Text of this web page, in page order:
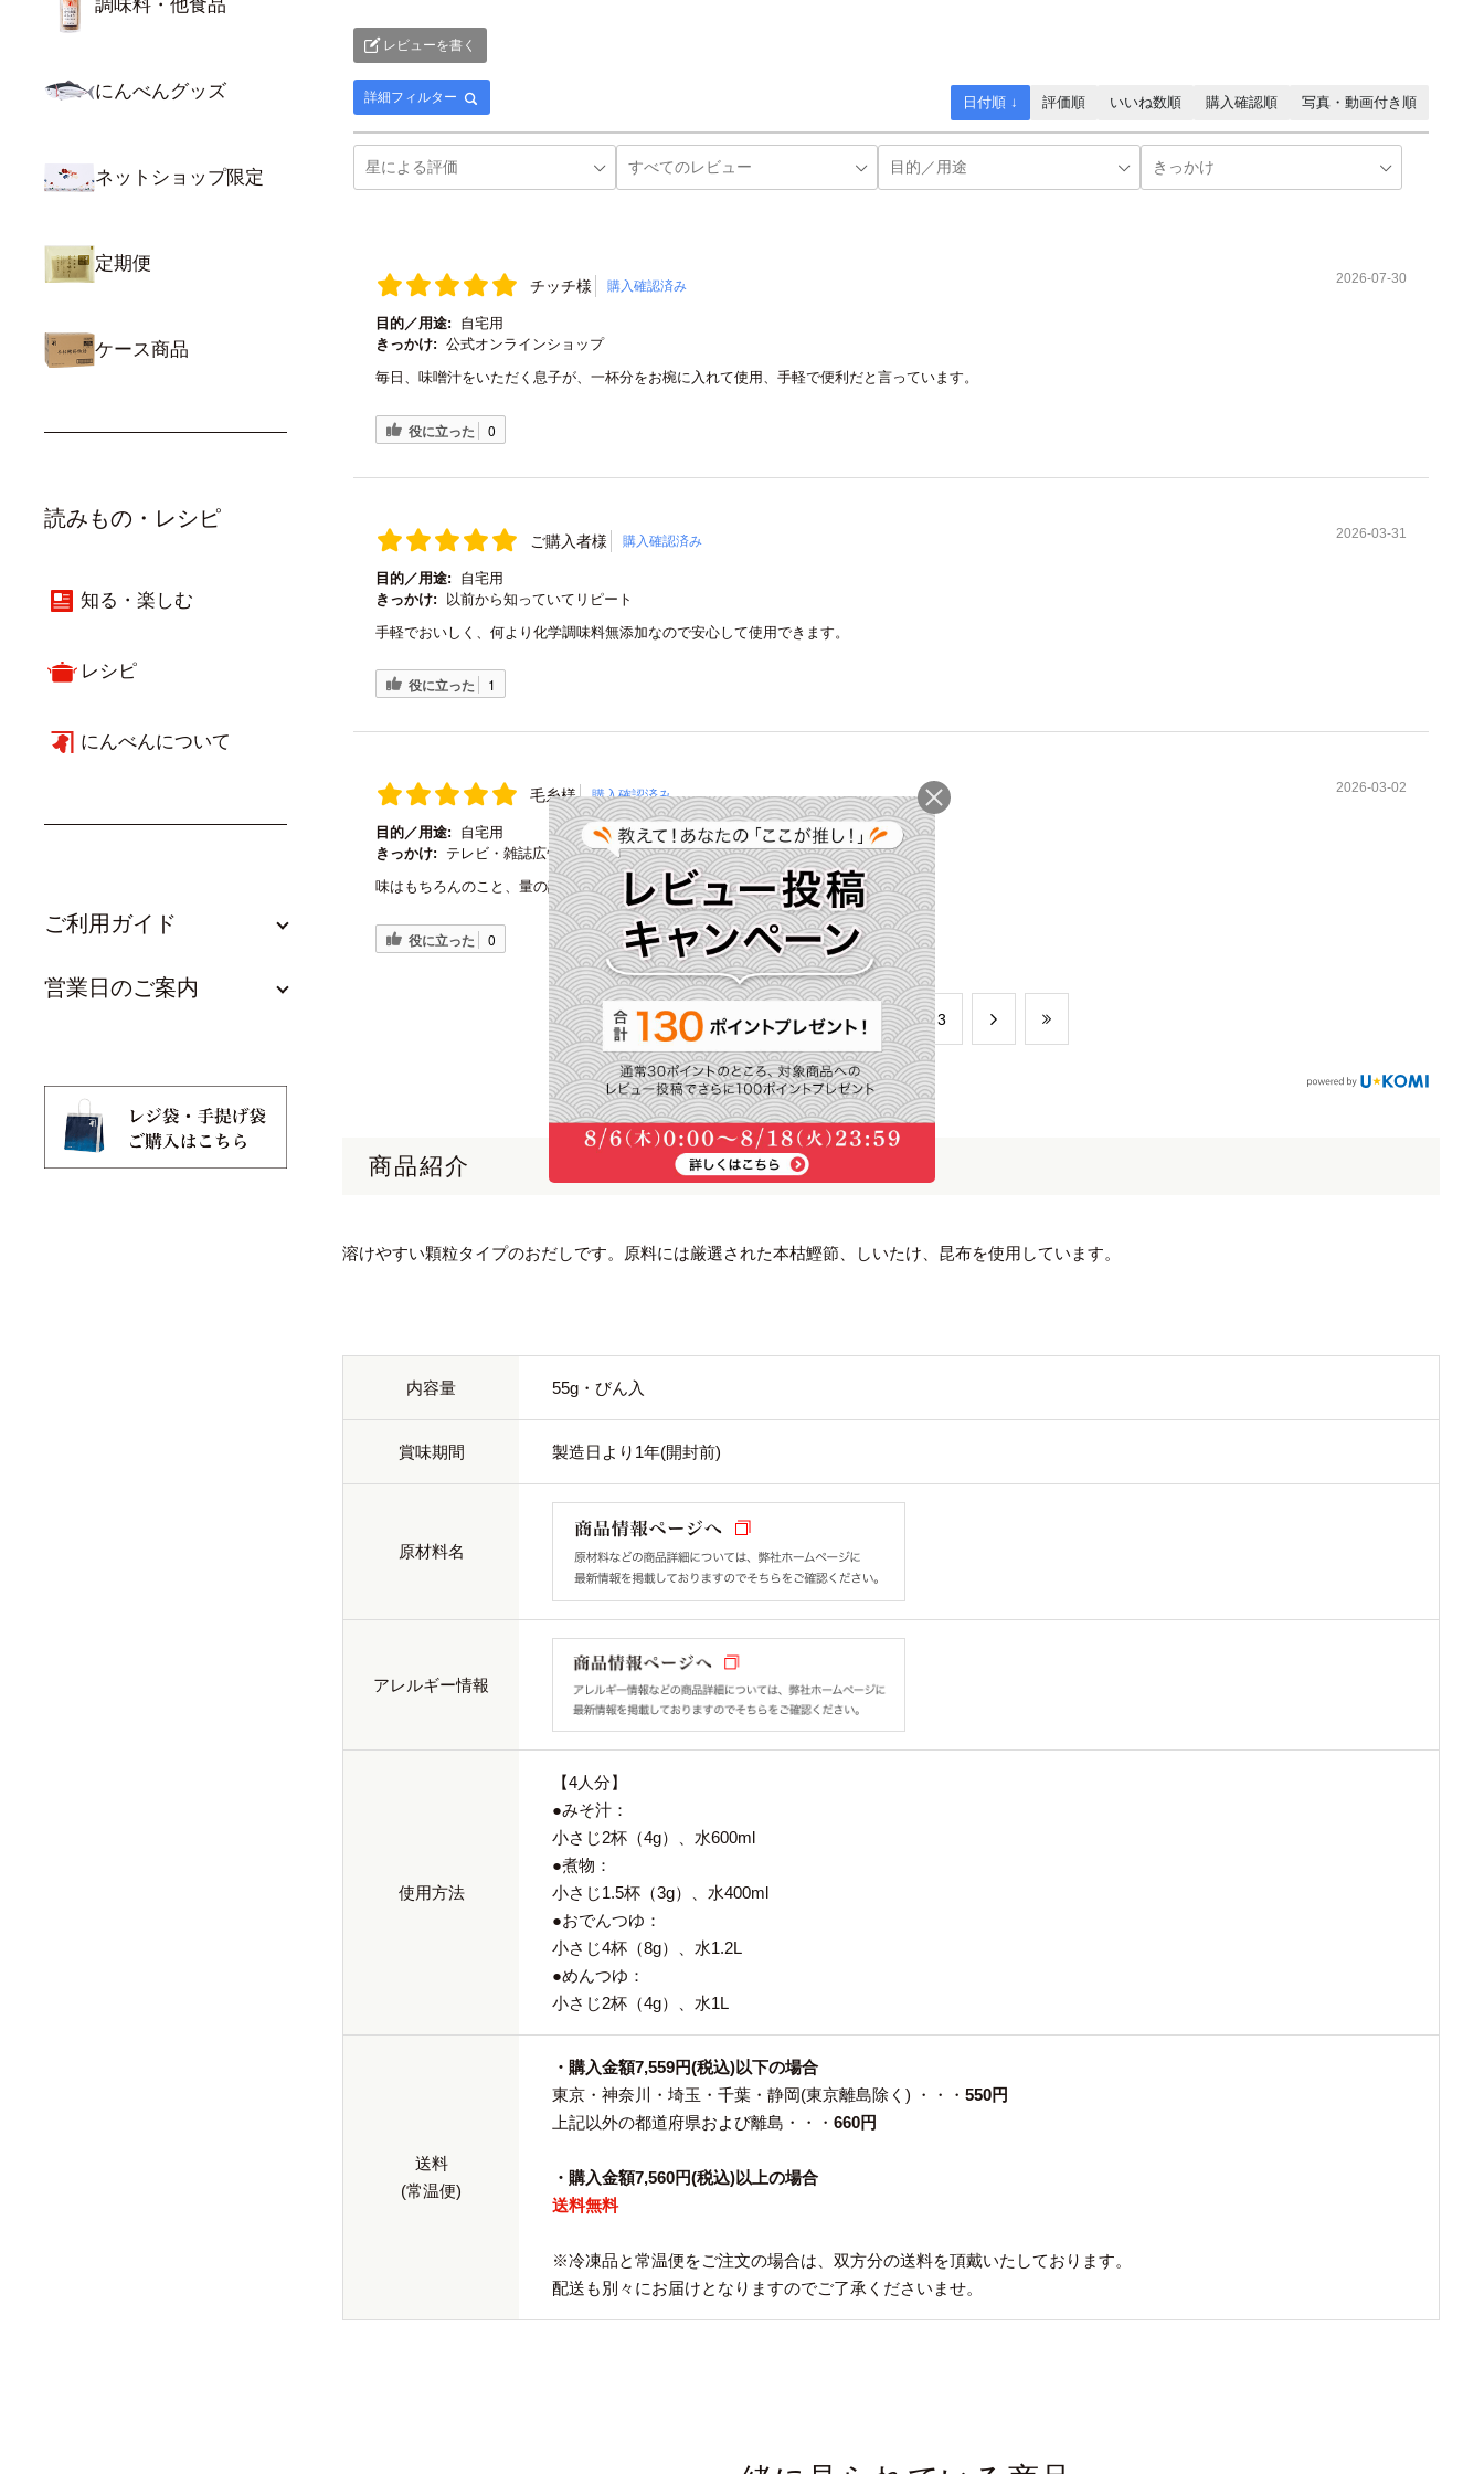
調味料・他食品
にんべんグッズ
ネットショップ限定
定期便
ケース商品
読みもの・レシピ
知る・楽しむ
レシピ
にんべんについて
ご利用ガイド
営業日のご案内
レビューを書く
詳細フィルター 日付順 ↓ 評価順 いいね数順 購入確認順 写真・動画付き順
チッチ様 購入確認済み 2026-07-30
目的／用途:
自宅用
きっかけ: 公式オンラインショップ
毎日、味噌汁をいただく息子が、一杯分をお椀に入れて使用、手軽で便利だと言っています。
役に立った 0
ご購入者様 購入確認済み 2026-03-31
目的／用途:
自宅用
きっかけ:
以前から知っていてリピート
手軽でおいしく、何より化学調味料無添加なので安心して使用できます。
役に立った 1
毛糸様 購入確認済み 2026-03-02
目的／用途:
自宅用
きっかけ:
テレビ・雑誌広告
味はもちろんのこと、量の調節もしやすく我が家に欠かせません。
役に立った 0
​1 ​2 ​3
商品紹介
溶けやすい顆粒タイプのおだしです。原料には厳選された本枯鰹節、しいたけ、昆布を使用しています。
内容量 55g・びん入
賞味期間 製造日より1年(開封前)
原材料名
アレルギー情報
使用方法
【4人分】
●みそ汁：
小さじ2杯（4g）、水600ml
●煮物：
小さじ1.5杯（3g）、水400ml
●おでんつゆ：
小さじ4杯（8g）、水1.2L
●めんつゆ：
小さじ2杯（4g）、水1L
送料
(常温便)
・購入金額7,559円(税込)以下の場合
東京・神奈川・埼玉・千葉・静岡(東京離島除く) ・・・ 550円
上記以外の都道府県および離島・・・ 660円
・購入金額7,560円(税込)以上の場合
送料無料
※冷凍品と常温便をご注文の場合は、双方分の送料を頂戴いたしております。
配送も別々にお届けとなりますのでご了承くださいませ。